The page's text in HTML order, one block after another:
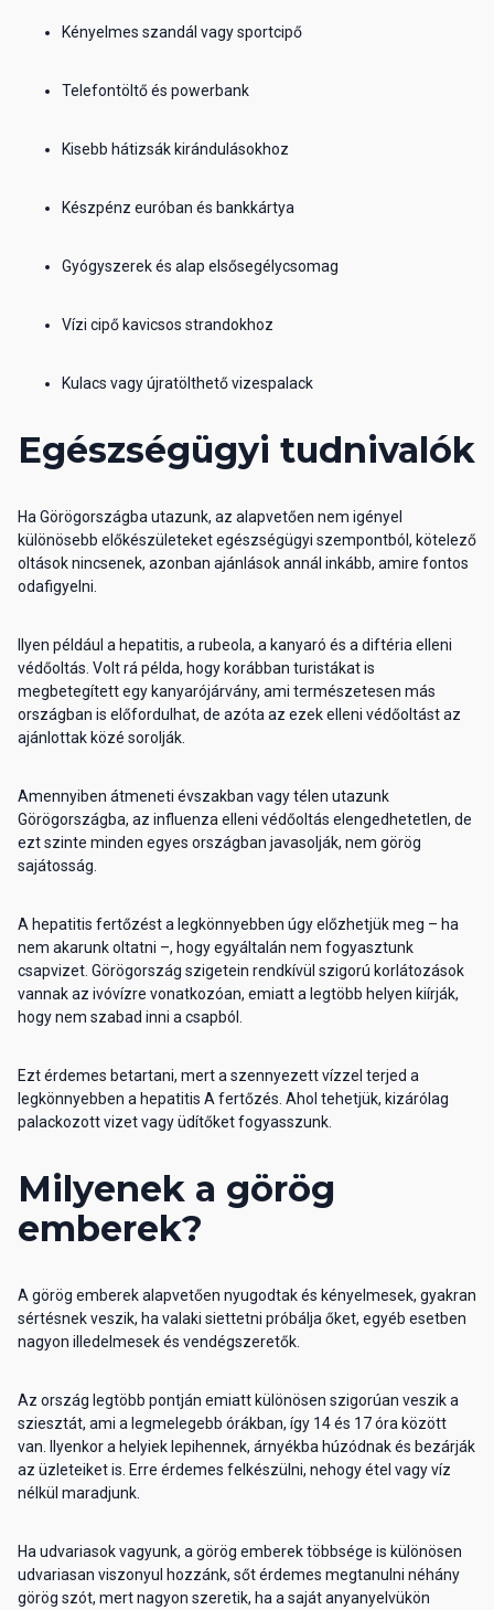
Kényelmes szandál vagy sportcipő
Telefontöltő és powerbank
Kisebb hátizsák kirándulásokhoz
Készpénz euróban és bankkártya
Gyógyszerek és alap elsősegélycsomag
Vízi cipő kavicsos strandokhoz
Kulacs vagy újratölthető vizespalack
Egészségügyi tudnivalók
Ha Görögországba utazunk, az alapvetően nem igényel
különösebb előkészületeket egészségügyi szempontból, kötelező
oltások nincsenek, azonban ajánlások annál inkább, amire fontos
odafigyelni.
Ilyen például a hepatitis, a rubeola, a kanyaró és a diftéria elleni
védőoltás. Volt rá példa, hogy korábban turistákat is
megbetegített egy kanyarójárvány, ami természetesen más
országban is előfordulhat, de azóta az ezek elleni védőoltást az
ajánlottak közé sorolják.
Amennyiben átmeneti évszakban vagy télen utazunk
Görögországba, az influenza elleni védőoltás elengedhetetlen, de
ezt szinte minden egyes országban javasolják, nem görög
sajátosság.
A hepatitis fertőzést a legkönnyebben úgy előzhetjük meg – ha
nem akarunk oltatni –, hogy egyáltalán nem fogyasztunk
csapvizet. Görögország szigetein rendkívül szigorú korlátozások
vannak az ivóvízre vonatkozóan, emiatt a legtöbb helyen kiírják,
hogy nem szabad inni a csapból.
Ezt érdemes betartani, mert a szennyezett vízzel terjed a
legkönnyebben a hepatitis A fertőzés. Ahol tehetjük, kizárólag
palackozott vizet vagy üdítőket fogyasszunk.
Milyenek a görög
emberek?
A görög emberek alapvetően nyugodtak és kényelmesek, gyakran
sértésnek veszik, ha valaki siettetni próbálja őket, egyéb esetben
nagyon illedelmesek és vendégszeretők.
Az ország legtöbb pontján emiatt különösen szigorúan veszik a
sziesztát, ami a legmelegebb órákban, így 14 és 17 óra között
van. Ilyenkor a helyiek lepihennek, árnyékba húzódnak és bezárják
az üzleteiket is. Erre érdemes felkészülni, nehogy étel vagy víz
nélkül maradjunk.
Ha udvariasok vagyunk, a görög emberek többsége is különösen
udvariasan viszonyul hozzánk, sőt érdemes megtanulni néhány
görög szót, mert nagyon szeretik, ha a saját anyanyelvükön